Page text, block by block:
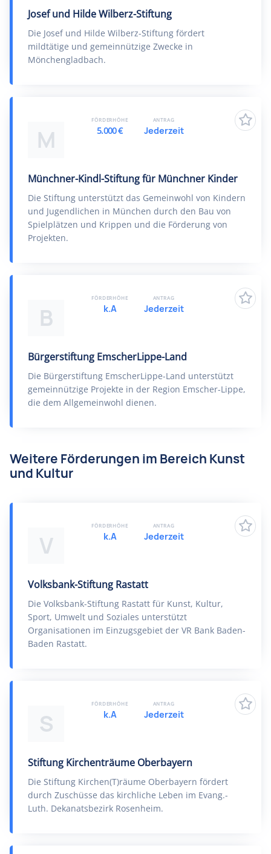
Josef und Hilde Wilberz-Stiftung
Die Josef und Hilde Wilberz-Stiftung fördert
mildtätige und gemeinnützige Zwecke in
Mönchengladbach.
M
Münchner-Kindl-Stiftung für Münchner Kinder
Die Stiftung unterstützt das Gemeinwohl von Kindern
und Jugendlichen in München durch den Bau von
Spielplätzen und Krippen und die Förderung von
Projekten.
FÖRDERHÖHE
5.000 €
ANTRAG
Jederzeit
B
Bürgerstiftung EmscherLippe-Land
Die Bürgerstiftung EmscherLippe-Land unterstützt
gemeinnützige Projekte in der Region Emscher-Lippe,
die dem Allgemeinwohl dienen.
FÖRDERHÖHE
k.A
ANTRAG
Jederzeit
Weitere Förderungen im Bereich Kunst
und Kultur
V
Volksbank-Stiftung Rastatt
Die Volksbank-Stiftung Rastatt für Kunst, Kultur,
Sport, Umwelt und Soziales unterstützt
Organisationen im Einzugsgebiet der VR Bank Baden-
Baden Rastatt.
FÖRDERHÖHE
k.A
ANTRAG
Jederzeit
S
Stiftung Kirchenträume Oberbayern
Die Stiftung Kirchen(T)räume Oberbayern fördert
durch Zuschüsse das kirchliche Leben im Evang.-
Luth. Dekanatsbezirk Rosenheim.
FÖRDERHÖHE
k.A
ANTRAG
Jederzeit